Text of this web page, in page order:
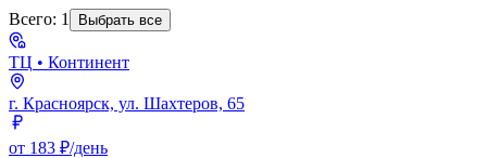
Всего: 1 Выбрать все
ТЦ • Континент
г. Красноярск, ул. Шахтеров, 65
от 183 ₽/день